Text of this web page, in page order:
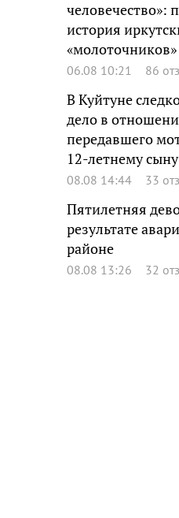
человечество»:
история
«молоточников»
06.08 10:21 86
В Куйтуне
дело в
передавшего
12-летнему сыну
08.08 14:44 33
Пятилетняя
результате
районе
08.08 13:26 32